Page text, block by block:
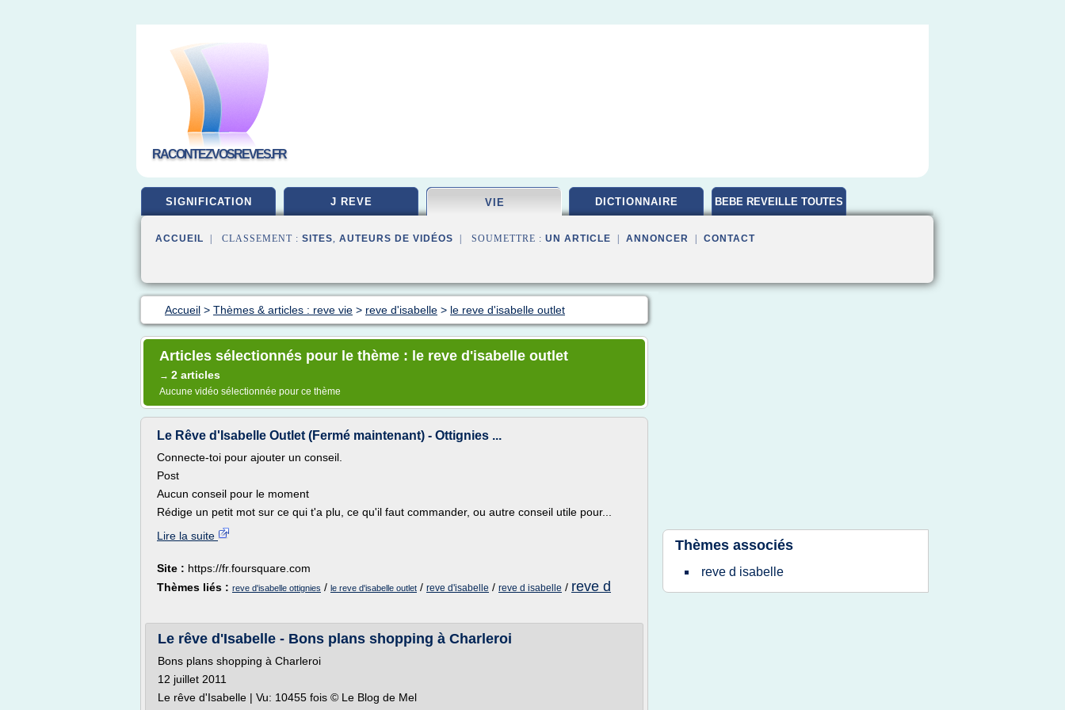
RACONTEZVOSREVES.FR
SIGNIFICATION J REVE VIE DICTIONNAIRE BEBE REVEILLE TOUTES
ACCUEIL | CLASSEMENT : SITES, AUTEURS DE VIDÉOS | SOUMETTRE : UN ARTICLE ANNONCER CONTACT
Accueil > Thèmes & articles : reve vie > reve d'isabelle > le reve d'isabelle outlet
Articles sélectionnés pour le thème : le reve d'isabelle outlet
→ 2 articles
Aucune vidéo sélectionnée pour ce thème
Le Rêve d'Isabelle Outlet (Fermé maintenant) - Ottignies ...
Connecte-toi pour ajouter un conseil.
Post
Aucun conseil pour le moment
Rédige un petit mot sur ce qui t'a plu, ce qu'il faut commander, ou autre conseil utile pour...
Lire la suite
Site : https://fr.foursquare.com
Thèmes liés : reve d'isabelle ottignies / le reve d'isabelle outlet / reve d'isabelle / reve d isabelle / reve d
Le rêve d'Isabelle - Bons plans shopping à Charleroi
Bons plans shopping à Charleroi
12 juillet 2011
Le rêve d'Isabelle | Vu: 10455 fois © Le Blog de Mel
Thèmes associés
reve d isabelle